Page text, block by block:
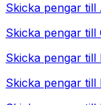
Skicka pengar till
Skicka pengar till
Skicka pengar till
Skicka pengar till